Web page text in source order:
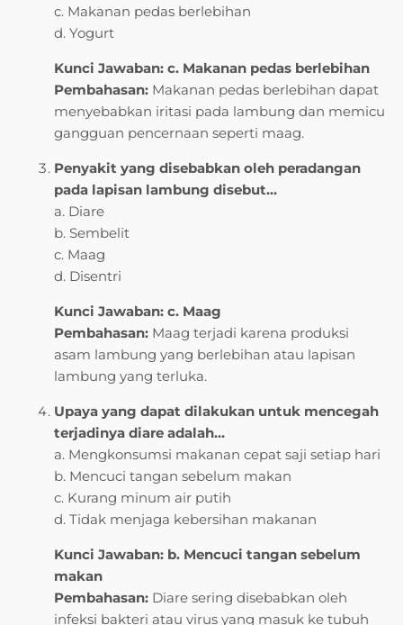
c. Makanan pedas berlebihan
d. Yogurt
Kunci Jawaban: c. Makanan pedas berlebihan
Pembahasan: Makanan pedas berlebihan dapat
menyebabkan iritasi pada lambung dan memicu
gangguan pencernaan seperti maag.
Penyakit yang disebabkan oleh peradangan
pada lapisan lambung disebut…
a. Diare
b. Sembelit
c. Maag
d. Disentri
Kunci Jawaban: c. Maag
Pembahasan: Maag terjadi karena produksi
asam lambung yang berlebihan atau lapisan
lambung yang terluka.
Upaya yang dapat dilakukan untuk mencegah
terjadinya diare adalah…
a. Mengkonsumsi makanan cepat saji setiap hari
b. Mencuci tangan sebelum makan
c. Kurang minum air putih
d. Tidak menjaga kebersihan makanan
Kunci Jawaban: b. Mencuci tangan sebelum
makan
Pembahasan: Diare sering disebabkan oleh
infeksi bakteri atau virus yang masuk ke tubuh